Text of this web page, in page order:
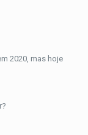
2020, mas hoje